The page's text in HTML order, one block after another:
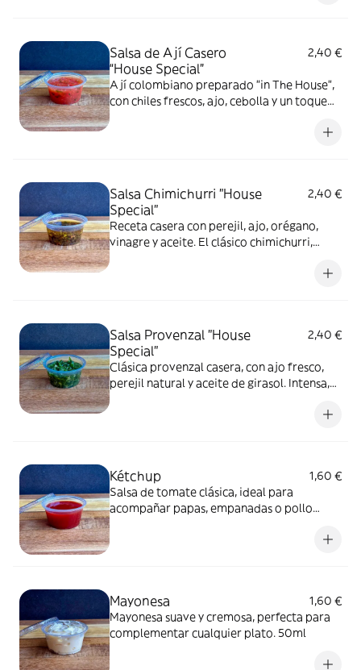
Salsa de Ají Casero
“House Special”
2,40 €
Ají colombiano preparado "in The House",
con chiles frescos, ajo, cebolla y un toque
Salsa Chimichurri "House
Special"
2,40 €
Receta casera con perejil, ajo, orégano,
vinagre y aceite. El clásico chimichurri,
Salsa Provenzal "House
Special"
2,40 €
Clásica provenzal casera, con ajo fresco,
perejil natural y aceite de girasol. Intensa,
Kétchup
1,60 €
Salsa de tomate clásica, ideal para
acompañar papas, empanadas o pollo
Mayonesa
1,60 €
Mayonesa suave y cremosa, perfecta para
complementar cualquier plato. 50ml